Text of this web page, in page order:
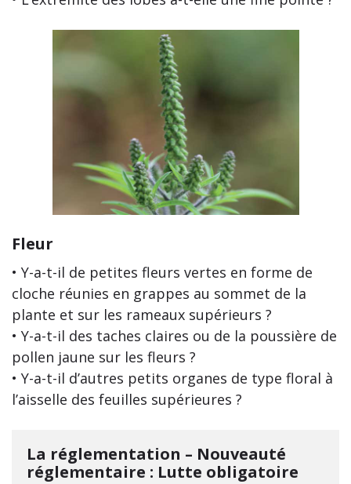
Fleur
• Y-a-t-il de petites fleurs vertes en forme de
cloche réunies en grappes au sommet de la
plante et sur les rameaux supérieurs ?
• Y-a-t-il des taches claires ou de la poussière de
pollen jaune sur les fleurs ?
• Y-a-t-il d’autres petits organes de type floral à
l’aisselle des feuilles supérieures ?
La réglementation – Nouveauté
réglementaire : Lutte obligatoire